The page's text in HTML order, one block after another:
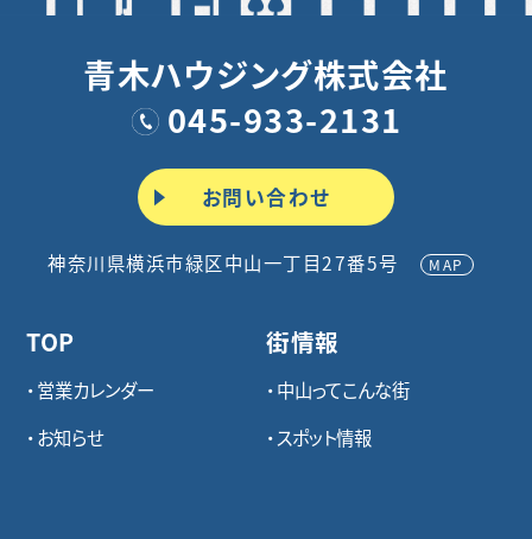
青木ハウジング株式会社
045-933-2131
お問い合わせ
神奈川県横浜市緑区中山一丁目27番5号 MAP
TOP
営業カレンダー
お知らせ
街情報
中山ってこんな街
スポット情報